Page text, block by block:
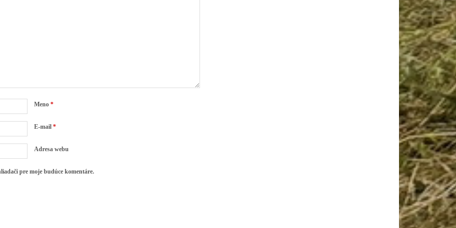
Meno*
E-mail*
Adresa webu
pre moje budúce komentáre.